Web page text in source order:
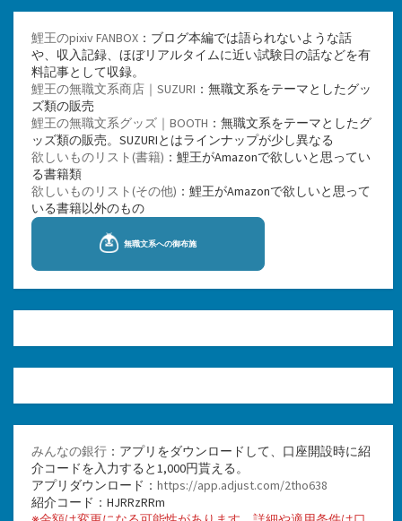
鯉王のpixiv FANBOX ：ブログ本編では語られないような話
や、収入記録、ほぼリアルタイムに近い試験日の話などを有
料記事として収録。
鯉王の無職文系商店｜SUZURI ：無職文系をテーマとしたグッ
ズ類の販売
鯉王の無職文系グッズ｜BOOTH ：無職文系をテーマとしたグ
ッズ類の販売。SUZURIとはラインナップが少し異なる
欲しいものリスト(書籍) ：鯉王がAmazonで欲しいと思ってい
る書籍類
欲しいものリスト(その他) ：鯉王がAmazonで欲しいと思って
いる書籍以外のもの
みんなの銀行 ：アプリをダウンロードして、口座開設時に紹
介コードを入力すると1,000円貰える。
アプリダウンロード： https://app.adjust.com/2tho638
紹介コード：HJRRzRRm